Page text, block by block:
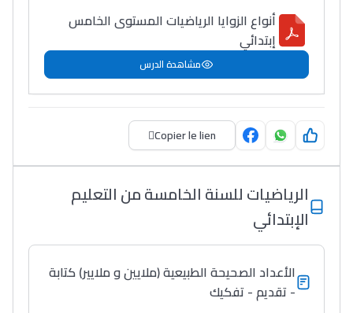
أنواع الزوايا الرياضيات المستوى الخامس
إبتدائي
مشاهدة الدرس
Copier le lien
الرياضيات للسنة الخامسة من التعليم
الإبتدائي
الأعداد الصحيحة الطبيعية (ملايين و ملايير) كتابة
- تقديم - تفكيك